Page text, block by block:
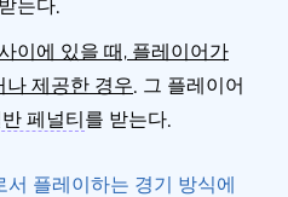
이에 있을 때, 플레이어가
제공한 경우 . 그 플레이어
페널티를 받는다.
서 플레이하는 경기 방식에